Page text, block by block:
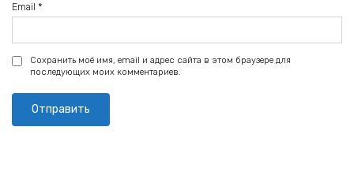
Email *
Сохранить моё имя, email и адрес сайта в этом браузере для
последующих моих комментариев.